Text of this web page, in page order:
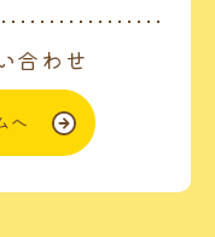
合わせ
へ